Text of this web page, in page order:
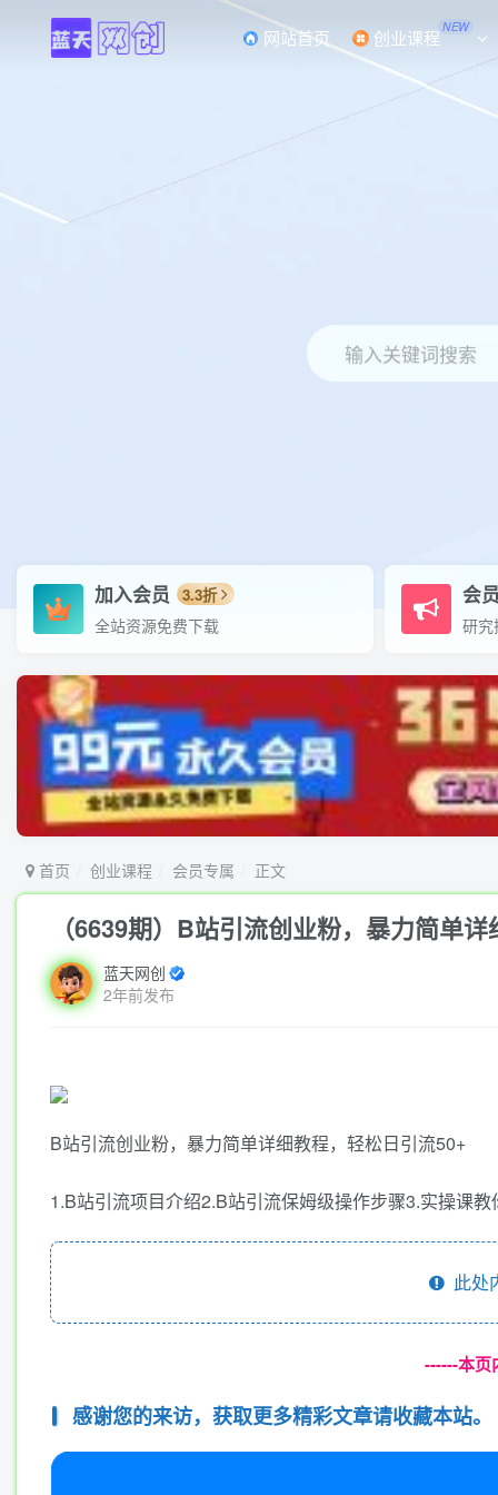
网站首页 创业课程 NEW
输入关键词搜索
加入会员 3.3折
全站资源免费下载
会
研究
首页 创业课程 会员专属 正文
（6639期）B站引流创业粉，暴力简单
蓝天网创
2年前发布
B站引流创业粉，暴力简单详细教程，轻松日引流50+
1.B站引流项目介绍2.B站引流保姆级操作步骤3.实操课
此处
------本页
感谢您的来访，获取更多精彩文章请收藏本站。